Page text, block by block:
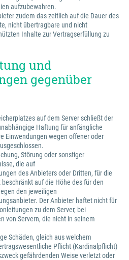
aufzubewahren.
zudem das zeitlich auf die Dauer des
nicht übertragbare und nicht
Inhalte zur Vertragserfüllung zu
und
gegenüber
auf dem Server schließt der
Haftung für anfängliche
Einwendungen wegen offener oder
Störung oder sonstiger
die auf
des Anbieters oder Dritten, für die
auf die Höhe des für den
den jeweiligen
Der Anbieter haftet nicht für
zu dem Server, bei
von Servern, die nicht in seinem
Schäden, gleich aus welchem
Pflicht (Kardinalpflicht)
gefährdenden Weise verletzt oder